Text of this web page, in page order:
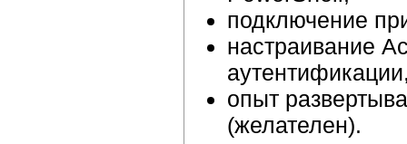
подключение
настраивание
опыт
(желателен).